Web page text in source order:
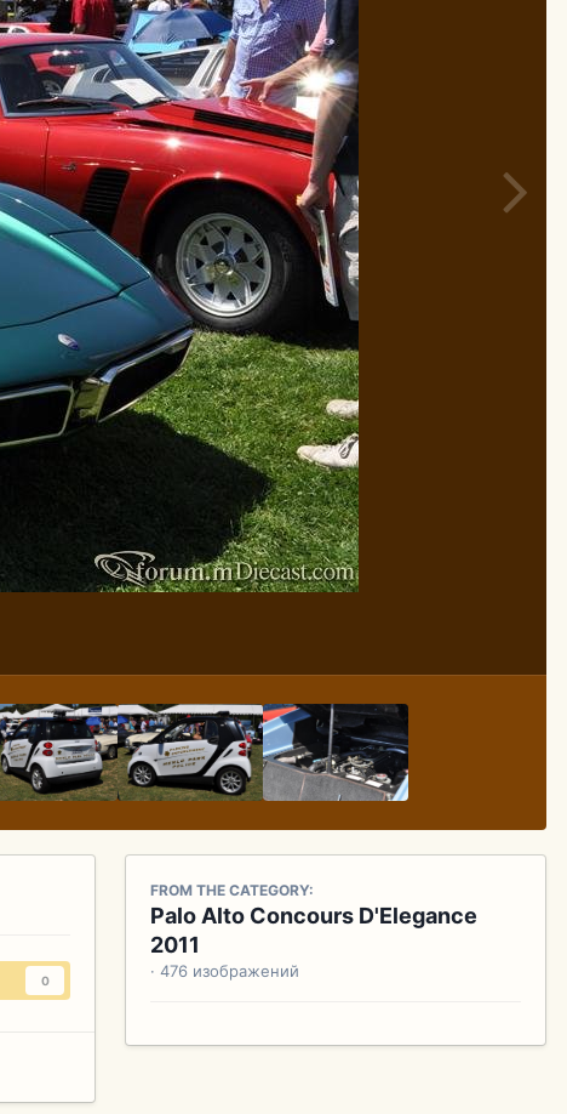
0
FROM THE CATEGORY:
Palo Alto Concours D'Elegance
2011
· 476 изображений